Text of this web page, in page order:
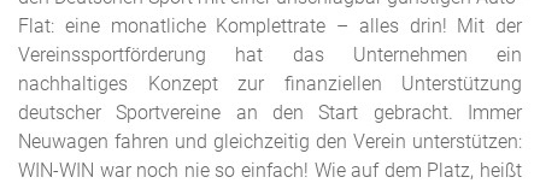
Flat: eine monatliche Komplettrate – alles drin! Mit der
Vereinssportförderung hat das Unternehmen ein
nachhaltiges Konzept zur finanziellen Unterstützung
deutscher Sportvereine an den Start gebracht. Immer
Neuwagen fahren und gleichzeitig den Verein unterstützen:
WIN-WIN war noch nie so einfach! Wie auf dem Platz, heißt